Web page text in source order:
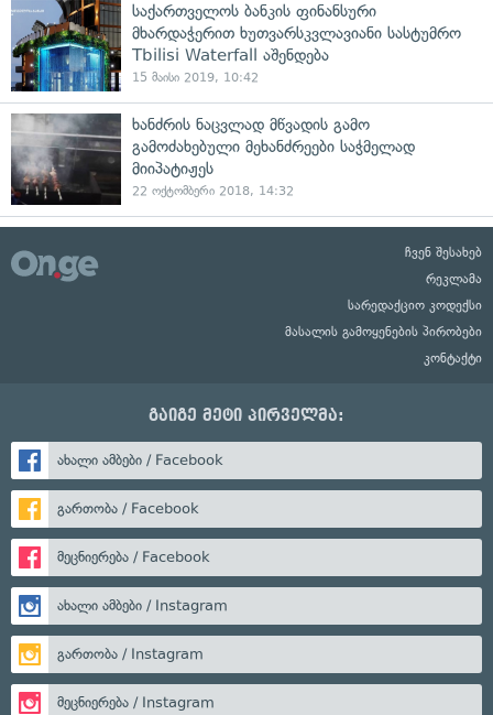
საქართველოს ბანკის ფინანსური
მხარდაჭერით ხუთვარსკვლავიანი სასტუმრო
Tbilisi Waterfall აშენდება
15 მაისი 2019, 10:42
ხანძრის ნაცვლად მწვადის გამო
გამოძახებული მეხანძრეები საჭმელად
მიიპატიჟეს
22 ოქტომბერი 2018, 14:32
ჩვენ შესახებ
რეკლამა
სარედაქციო კოდექსი
მასალის გამოყენების პირობები
კონტაქტი
გაიგე მეტი პირველმა:
ახალი ამბები / Facebook
გართობა / Facebook
მეცნიერება / Facebook
ახალი ამბები / Instagram
გართობა / Instagram
მეცნიერება / Instagram